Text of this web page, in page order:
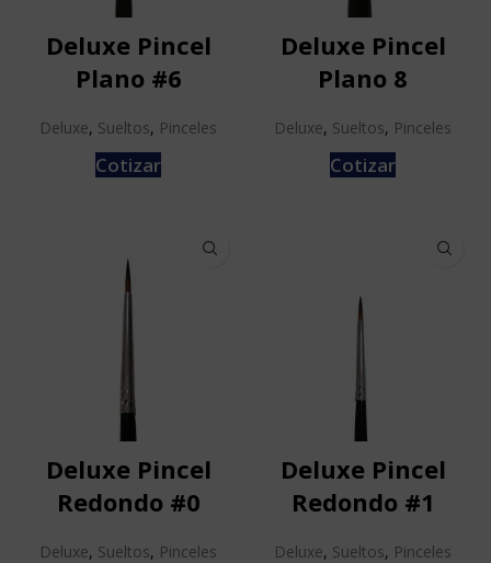
Deluxe Pincel
Plano #6
Deluxe, Sueltos, Pinceles
Cotizar
Deluxe Pincel
Plano 8
Deluxe, Sueltos, Pinceles
Cotizar
Deluxe Pincel
Redondo #0
Deluxe, Sueltos, Pinceles
Deluxe Pincel
Redondo #1
Deluxe, Sueltos, Pinceles